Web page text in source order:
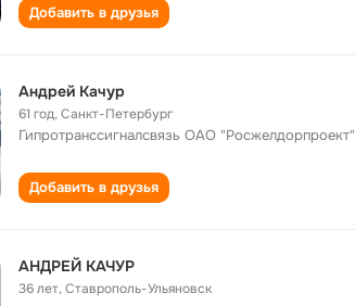
Добавить в друзья
Андрей Качур
61 год,Санкт-Петербург
Гипротранссигналсвязь ОАО "Росжелдорпроект"
Добавить в друзья
АНДРЕЙ КАЧУР
36 лет,Ставрополь-Ульяновск